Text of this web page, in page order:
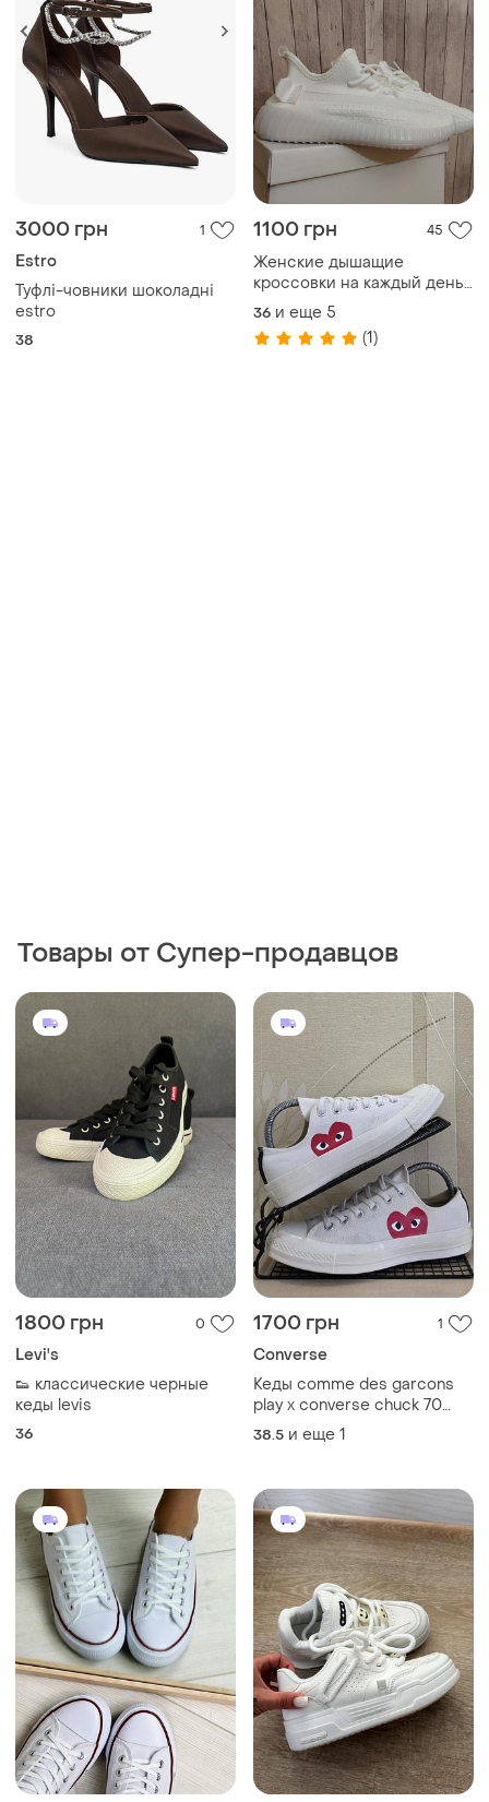
3000 грн 1
Estro
Туфлі-човники шоколадні
estro
38
1100 грн 45
Женские дышащие
кроссовки на каждый день
и под любой образ.
36 и еще 5
(1)
Товары от Супер-продавцов
1800 грн 0
Levi's
👟 классические черные
кеды levis
36
1700 грн 1
Converse
Кеды comme des garcons
play x converse chuck 70
оригинал размер 39
38.5 и еще 1